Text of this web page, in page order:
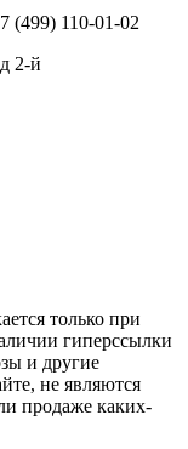
(499) 110-01-02
2-й
только при
гиперссылки
и другие
не являются
продаже каких-